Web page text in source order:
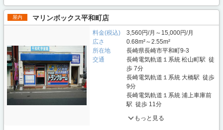
屋内 マリンボックス平和町店
料金(税込)
3,560円/月～15,000円/月
広さ
0.68m²～2.55m²
所在地
長崎県長崎市平和町9-3
交通
長崎電気軌道１系統 松山町駅 徒
歩 7分
長崎電気軌道１系統 大橋駅 徒歩
9分
長崎電気軌道１系統 浦上車庫前
駅 徒歩 11分
もっと見る